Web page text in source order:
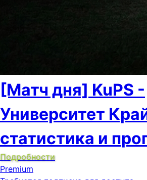
[Матч дня] KuPS -
Университет
статистика и
Подробности
Premium